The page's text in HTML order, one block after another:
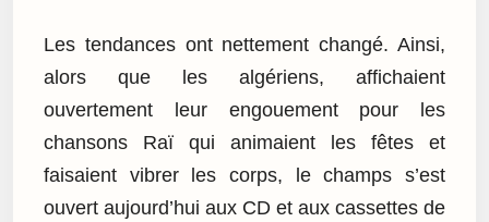
Les tendances ont nettement changé. Ainsi,
alors que les algériens, affichaient
ouvertement leur engouement pour les
chansons Raï qui animaient les fêtes et
faisaient vibrer les corps, le champs s’est
ouvert aujourd’hui aux CD et aux cassettes de